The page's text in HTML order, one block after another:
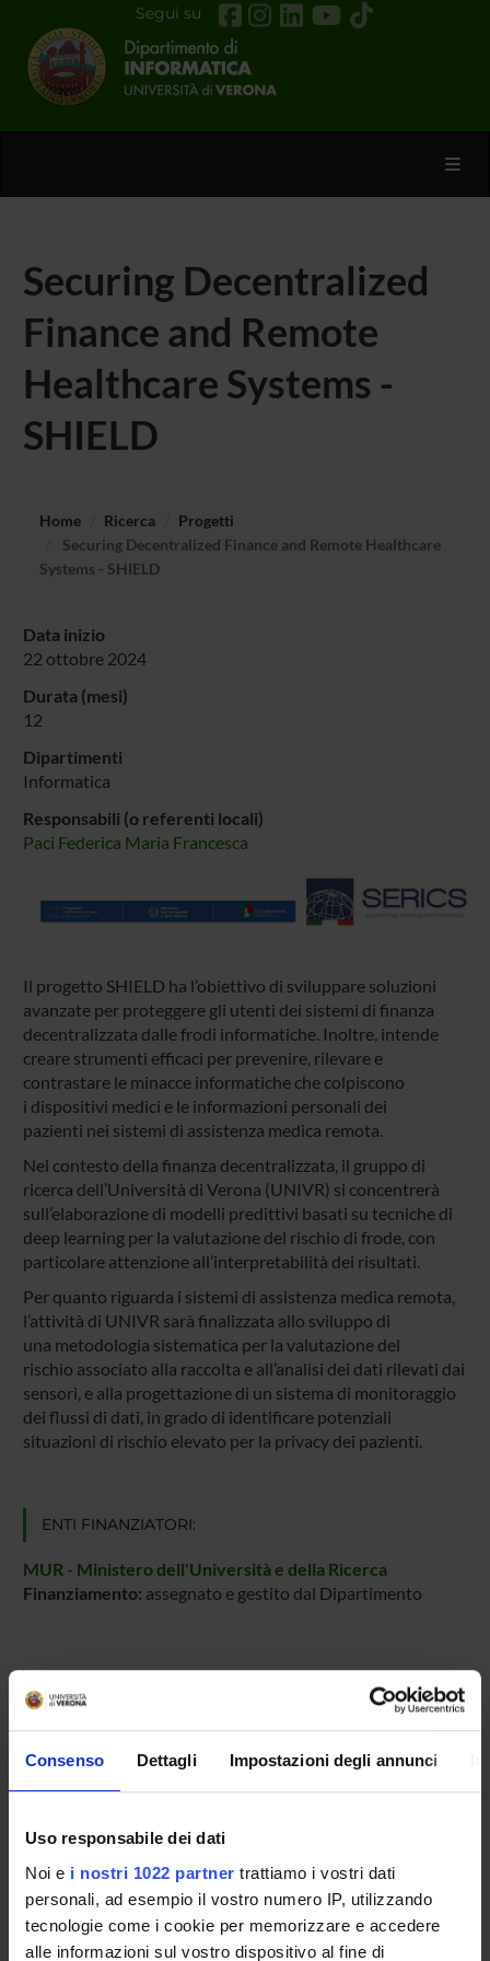
Consenso Dettagli Impostazioni degli annunci
Uso responsabile dei dati
Noi e i nostri 1022 partner trattiamo i vostri dati
personali, ad esempio il vostro numero IP, utilizzando
tecnologie come i cookie per memorizzare e accedere
alle informazioni sul vostro dispositivo al fine di
Segui su
Securing Decentralized
Finance and Remote
Healthcare Systems -
SHIELD
Home Ricerca
Progetti
Securing Decentralized Finance and Remote Healthcare
Systems - SHIELD
Data inizio
22 ottobre 2024
Durata (mesi)
12
Dipartimenti
Informatica
Responsabili (o referenti locali)
Paci Federica Maria Francesca
Il progetto SHIELD ha l’obiettivo di sviluppare soluzioni
avanzate per proteggere gli utenti dei sistemi di finanza
decentralizzata dalle frodi informatiche. Inoltre, intende
creare strumenti efficaci per prevenire, rilevare e
contrastare le minacce informatiche che colpiscono
i dispositivi medici e le informazioni personali dei
pazienti nei sistemi di assistenza medica remota.
Nel contesto della finanza decentralizzata, il gruppo di
ricerca dell’Università di Verona (UNIVR) si concentrerà
sull’elaborazione di modelli predittivi basati su tecniche di
deep learning per la valutazione del rischio di frode, con
particolare attenzione all’interpretabilità dei risultati.
Per quanto riguarda i sistemi di assistenza medica remota,
l’attività di UNIVR sarà finalizzata allo sviluppo di
una metodologia sistematica per la valutazione del
rischio associato alla raccolta e all’analisi dei dati rilevati dai
sensori, e alla progettazione di un sistema di monitoraggio
dei flussi di dati, in grado di identificare potenziali
situazioni di rischio elevato per la privacy dei pazienti.
ENTI FINANZIATORI:
MUR - Ministero dell'Università e della Ricerca
Finanziamento: assegnato e gestito dal Dipartimento
Damiano Carra
Professore ordinario
Ferdinando Cicalese
Matteo Cristani
Professore associato
Luca Di Persio
Professore associato